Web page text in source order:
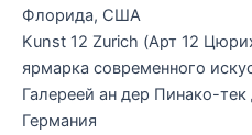
Флорида, США
Kunst 12 Zurich (Арт 12
ярмарка современного
Галереей ан дер Пинако-
Германия